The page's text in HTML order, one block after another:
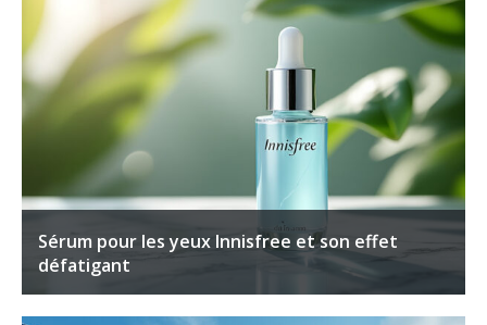
Sérum pour les yeux Innisfree et son effet
défatigant